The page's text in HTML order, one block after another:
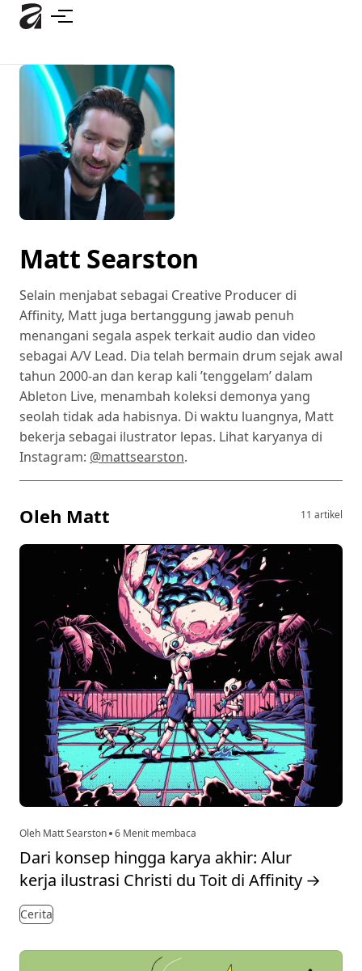
Lewati
utama
Matt Searston
Selain menjabat sebagai Creative Producer di
Affinity, Matt juga bertanggung jawab penuh
menangani segala aspek terkait audio dan video
sebagai A/V Lead. Dia telah bermain drum sejak awal
tahun 2000-an dan kerap kali ’tenggelam’ dalam
Ableton Live, menambah koleksi demonya yang
seolah tidak ada habisnya. Di waktu luangnya, Matt
bekerja sebagai ilustrator lepas. Lihat karyanya di
Instagram: @mattsearston.
Oleh Matt 11 artikel
Oleh Matt Searston 6 Menit membaca
Dari konsep hingga karya akhir: Alur
kerja ilustrasi Christi du Toit di Affinity →
Cerita